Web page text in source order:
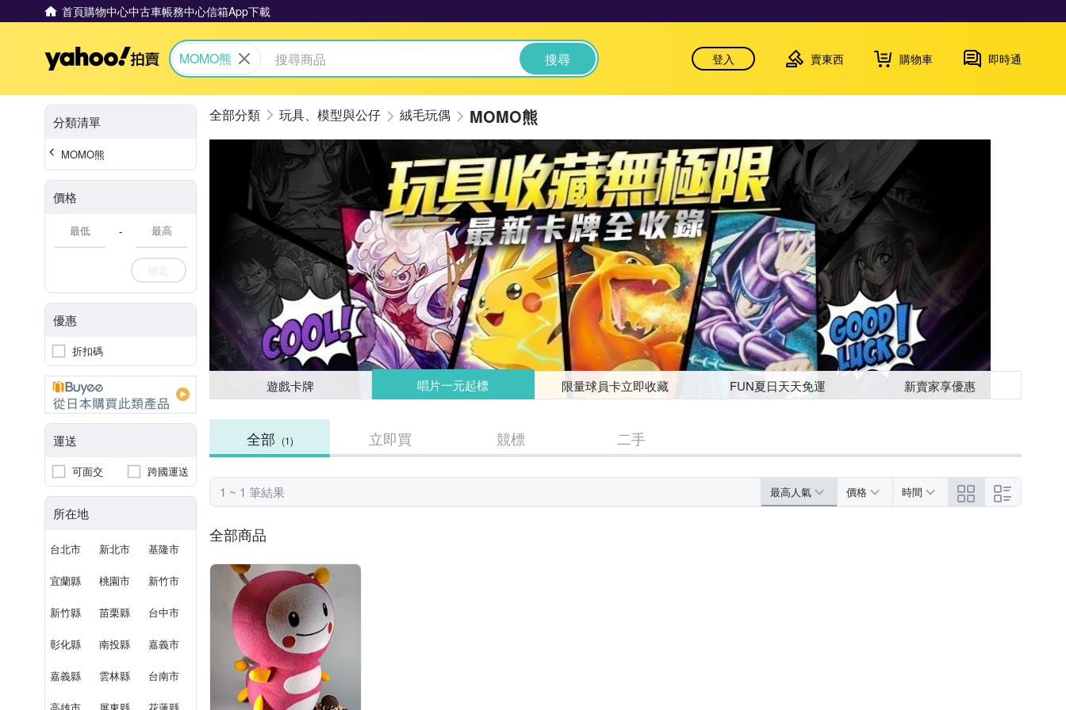
首頁購物中心中古車帳務中心信箱App下載
Yahoo拍賣
MOMO熊 搜尋 登入 賣東西 購物車 即時通
分類清單
MOMO熊
價格
-
確定
優惠
折扣碼
運送
可面交 跨國運送
所在地
台北市 新北市 基隆市
宜蘭縣 桃園市 新竹市
新竹縣 苗栗縣 台中市
彰化縣 南投縣 嘉義市
嘉義縣 雲林縣 台南市
玩具、模型與公仔 絨毛玩偶 MOMO熊
遊戲卡牌 唱片一元起標 限量球員卡立即收藏 FUN夏日天天免運 新賣家享優惠
全部 (1) 立即買 競標 二手
1 ~ 1 筆結果 最高人氣 價格 時間
全部商品